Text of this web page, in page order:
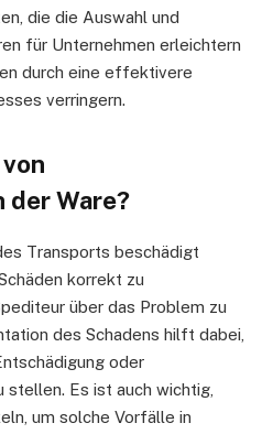
die die Auswahl und
für Unternehmen erleichtern
durch eine effektivere
verringern.
der Ware?
Transports beschädigt
korrekt zu
über das Problem zu
des Schadens hilft dabei,
oder
stellen. Es ist auch wichtig,
um solche Vorfälle in